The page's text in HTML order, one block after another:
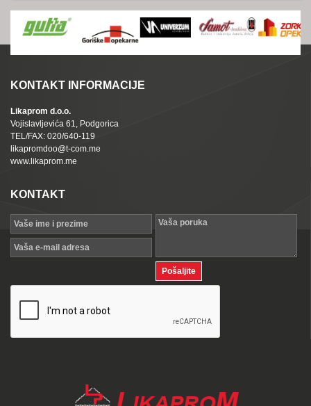
KONTAKT INFORMACIJE
Likaprom d.o.o.
Vojislavljevića 61, Podgorica
TEL/FAX: 020/640-119
likapromdoo@t-com.me
www.likaprom.me
KONTAKT